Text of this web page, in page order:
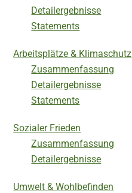
Detailergebnisse
Statements
Arbeitsplätze & Klimaschutz
Zusammenfassung
Detailergebnisse
Statements
Sozialer Frieden
Zusammenfassung
Detailergebnisse
Umwelt & Wohlbefinden